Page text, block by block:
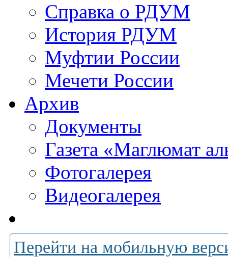
Справка о РДУМ
История РДУМ
Муфтии России
Мечети России
Архив
Документы
Газета «Маглюмат
Фотогалерея
Видеогалерея
Перейти на мобильную